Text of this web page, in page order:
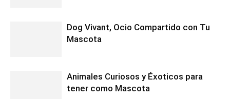
Dog Vivant, Ocio Compartido con Tu
Mascota
Animales Curiosos y Éxoticos para
tener como Mascota